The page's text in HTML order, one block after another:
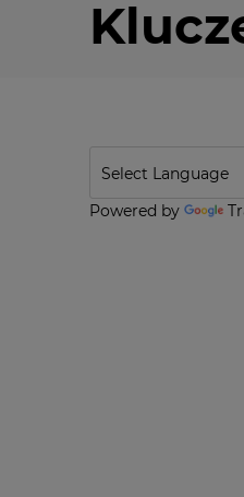
Powered by